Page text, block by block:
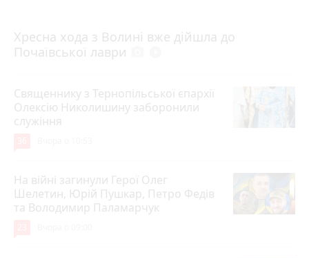
Хресна хода з Волині вже дійшла до
Почаївської лаври
Священнику з Тернопільської єпархії
Олексію Николишину заборонили
служіння
На війні загинули Герої Олег
Шелетин, Юрій Пушкар, Петро Федів
та Володимир Паламарчук